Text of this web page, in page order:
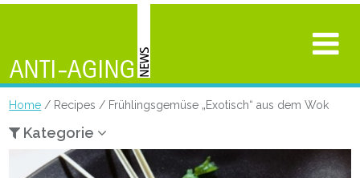
Home / Recipes / Frühlingsgemüse „Exotisch“ aus dem Wok
Kategorie